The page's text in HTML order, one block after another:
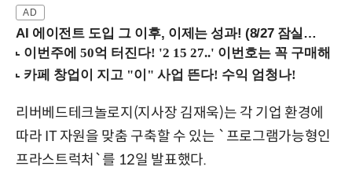
AI 에이전트 도입 그 이후, 이제는 성과! (8/27 잠실역)
리버베드테크놀로지(지사장 김재욱)는 각 기업 환경에
따라 IT 자원을 맞춤 구축할 수 있는 `프로그램가능형인
프라스트럭처`를 12일 발표했다.